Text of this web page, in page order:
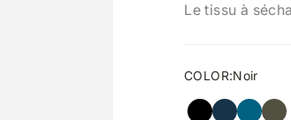
Le tissu à
COLOR:Noir